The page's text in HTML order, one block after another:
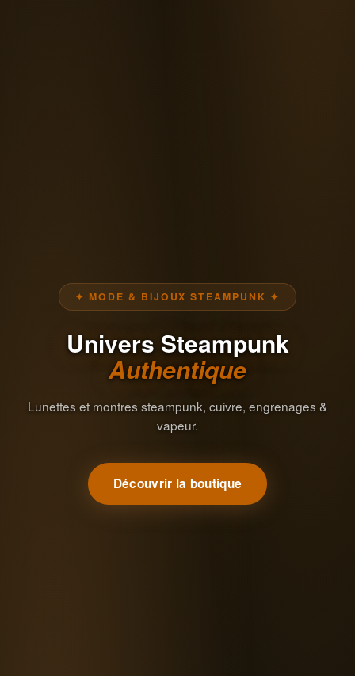
✦ MODE & BIJOUX STEAMPUNK ✦
Univers Steampunk
Authentique
Lunettes et montres steampunk, cuivre, engrenages &
vapeur.
Découvrir la boutique